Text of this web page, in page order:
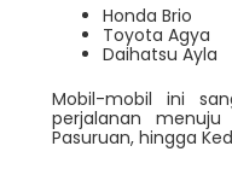
Honda Brio
Toyota Agya
Daihatsu Ayla
Mobil-mobil ini
perjalanan menuju
Pasuruan, hingga